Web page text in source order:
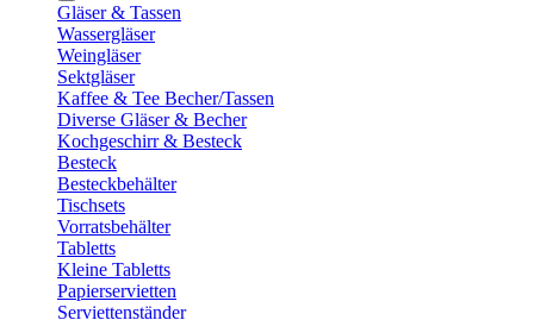
Gläser & Tassen
Wassergläser
Weingläser
Sektgläser
Kaffee & Tee Becher/Tassen
Diverse Gläser & Becher
Kochgeschirr & Besteck
Besteck
Besteckbehälter
Tischsets
Vorratsbehälter
Tabletts
Kleine Tabletts
Papierservietten
Serviettenständer